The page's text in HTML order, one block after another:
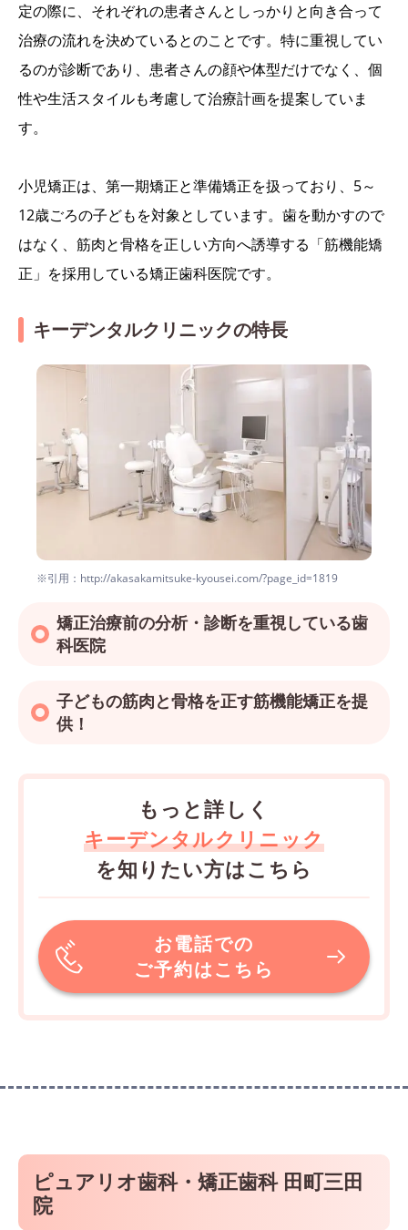
定の際に、それぞれの患者さんとしっかりと向き合って
治療の流れを決めているとのことです。特に重視してい
るのが診断であり、患者さんの顔や体型だけでなく、個
性や生活スタイルも考慮して治療計画を提案していま
す。
小児矯正は、第一期矯正と準備矯正を扱っており、5～
12歳ごろの子どもを対象としています。歯を動かすので
はなく、筋肉と骨格を正しい方向へ誘導する「筋機能矯
正」を採用している矯正歯科医院です。
キーデンタルクリニックの特長
※引用：http://akasakamitsuke-kyousei.com/?page_id=1819
矯正治療前の分析・診断を重視している歯
科医院
子どもの筋肉と骨格を正す筋機能矯正を提
供！
もっと詳しく
キーデンタルクリニック
を知りたい方はこちら
お電話での
ご予約はこちら
ピュアリオ歯科・矯正歯科 田町三田
院